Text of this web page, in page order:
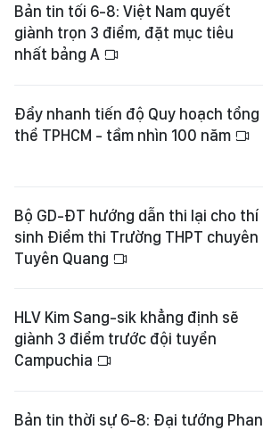
Bản tin tối 6-8: Việt Nam quyết
giành trọn 3 điểm, đặt mục tiêu
nhất bảng A
Đẩy nhanh tiến độ Quy hoạch tổng
thể TPHCM - tầm nhìn 100 năm
Bộ GD-ĐT hướng dẫn thi lại cho thí
sinh Điểm thi Trường THPT chuyên
Tuyên Quang
HLV Kim Sang-sik khẳng định sẽ
giành 3 điểm trước đội tuyển
Campuchia
Bản tin thời sự 6-8: Đại tướng Phan